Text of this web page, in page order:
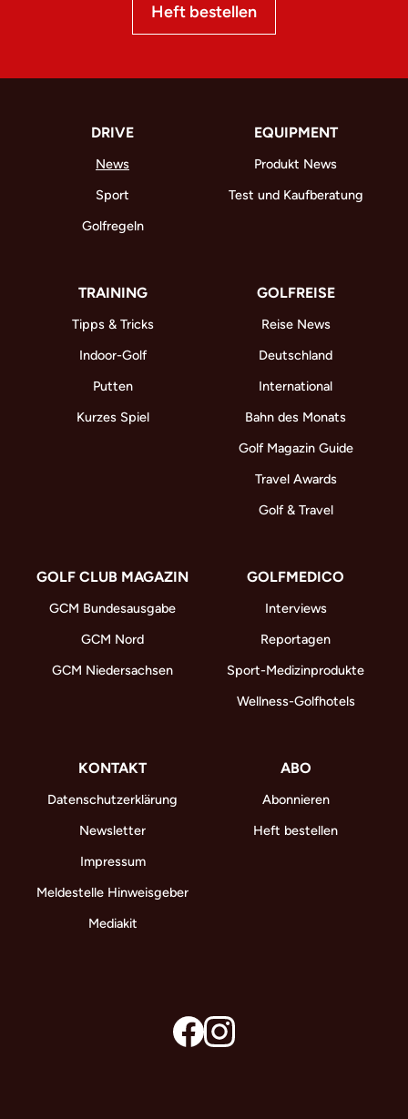
Heft bestellen
DRIVE
News
Sport
Golfregeln
EQUIPMENT
Produkt News
Test und Kaufberatung
TRAINING
Tipps & Tricks
Indoor-Golf
Putten
Kurzes Spiel
GOLFREISE
Reise News
Deutschland
International
Bahn des Monats
Golf Magazin Guide
Travel Awards
Golf & Travel
GOLF CLUB MAGAZIN
GCM Bundesausgabe
GCM Nord
GCM Niedersachsen
GOLFMEDICO
Interviews
Reportagen
Sport-Medizinprodukte
Wellness-Golfhotels
KONTAKT
Datenschutzerklärung
Newsletter
Impressum
Meldestelle Hinweisgeber
Mediakit
ABO
Abonnieren
Heft bestellen